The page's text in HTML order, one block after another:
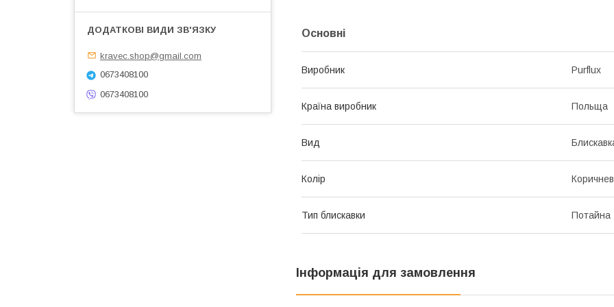
Основні
Виробник Purflux
Країна виробник Польща
Вид
Колір
Тип блискавки Потайна
Інформація для замовлення
kravec.shop@gmail.com
0673408100
0673408100